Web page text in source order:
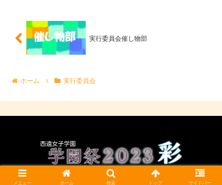
実行委員会催し物部
ホーム 実行委員会
CC BY-NC-SA 4.0
メニュー ホーム 検索 トップ サイドバー